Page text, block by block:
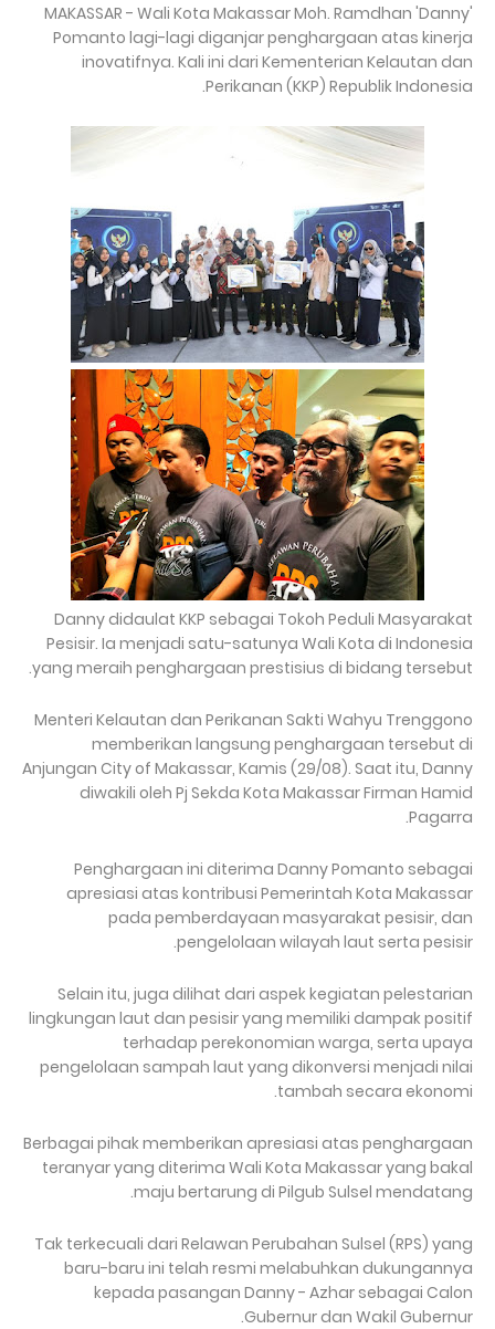
MAKASSAR - Wali Kota Makassar Moh. Ramdhan 'Danny'
Pomanto lagi-lagi diganjar penghargaan atas kinerja
inovatifnya. Kali ini dari Kementerian Kelautan dan
Perikanan (KKP) Republik Indonesia.
Danny didaulat KKP sebagai Tokoh Peduli Masyarakat
Pesisir. Ia menjadi satu-satunya Wali Kota di Indonesia
yang meraih penghargaan prestisius di bidang tersebut.
Menteri Kelautan dan Perikanan Sakti Wahyu Trenggono
memberikan langsung penghargaan tersebut di
Anjungan City of Makassar, Kamis (29/08). Saat itu, Danny
diwakili oleh Pj Sekda Kota Makassar Firman Hamid
Pagarra.
Penghargaan ini diterima Danny Pomanto sebagai
apresiasi atas kontribusi Pemerintah Kota Makassar
pada pemberdayaan masyarakat pesisir, dan
pengelolaan wilayah laut serta pesisir.
Selain itu, juga dilihat dari aspek kegiatan pelestarian
lingkungan laut dan pesisir yang memiliki dampak positif
terhadap perekonomian warga, serta upaya
pengelolaan sampah laut yang dikonversi menjadi nilai
tambah secara ekonomi.
Berbagai pihak memberikan apresiasi atas penghargaan
teranyar yang diterima Wali Kota Makassar yang bakal
maju bertarung di Pilgub Sulsel mendatang.
Tak terkecuali dari Relawan Perubahan Sulsel (RPS) yang
baru-baru ini telah resmi melabuhkan dukungannya
kepada pasangan Danny - Azhar sebagai Calon
Gubernur dan Wakil Gubernur.